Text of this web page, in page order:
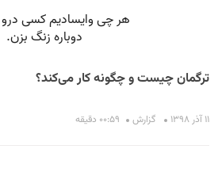
ترگمان چیست و چگونه کار می‌کند؟
۱۱ آذر ۱۳۹۸ گزارش ۰۰:۵۹ دقیقه